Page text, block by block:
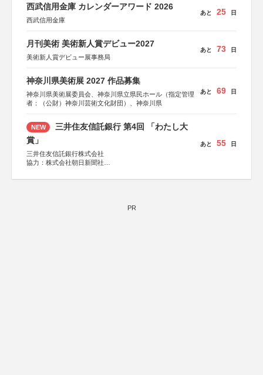
西武信用金庫 カレンダーアワード 2026
西武信用金庫
あと 25 日
月刊美術 美術新人賞デビュー2027
美術新人賞デビュー展事務局
あと 73 日
神奈川県美術展 2027 作品募集
神奈川県美術展委員会、神奈川県立県民ホール（指定管理
者：（公財）神奈川芸術文化財団）、神奈川県
あと 69 日
NEW
三井住友信託銀行 第4回 「わたし大
賞」
三井住友信託銀行株式会社
協力：株式会社朝日新聞社
あと 55 日
PR